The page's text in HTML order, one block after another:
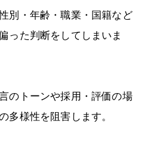
別・年齢・職業・国籍など
った判断をしてしまいま
のトーンや採用・評価の場
多様性を阻害します。